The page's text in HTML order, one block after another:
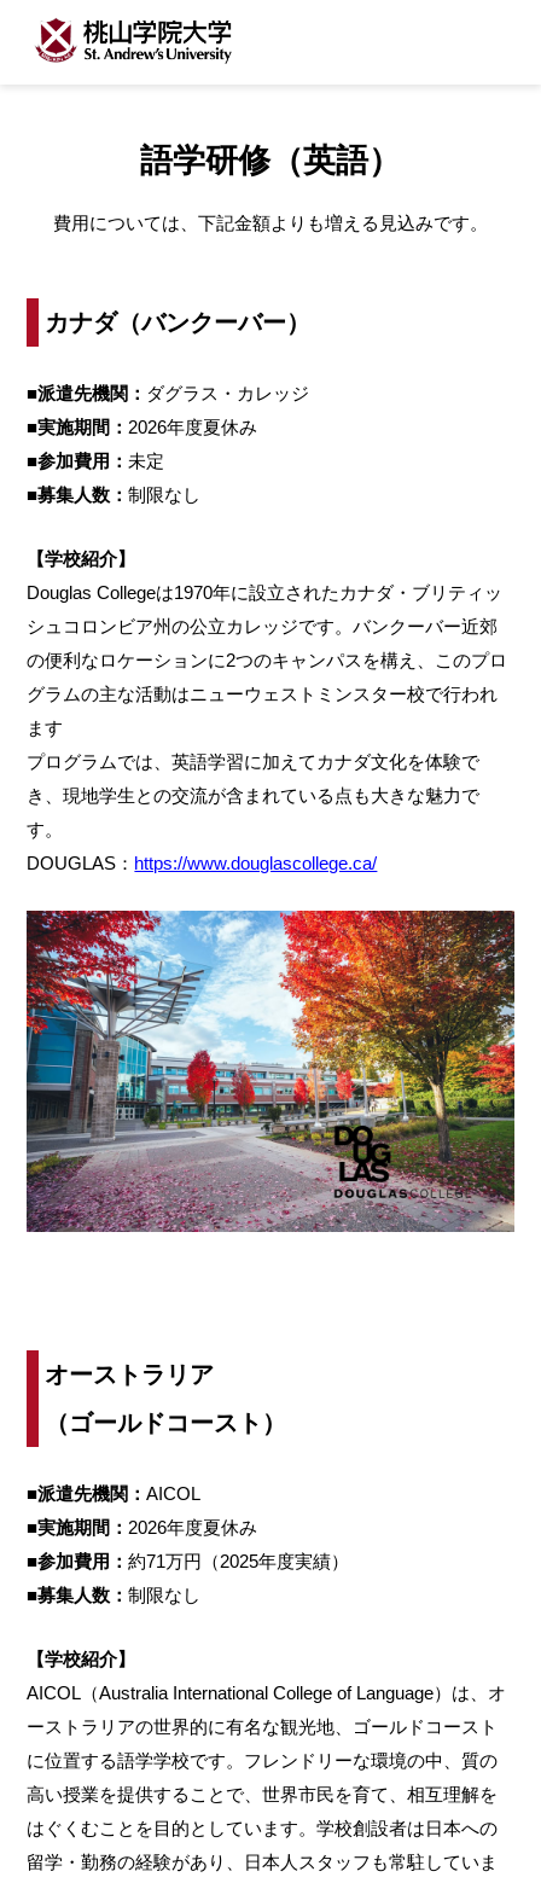
語学研修（英語）
費用については、下記金額よりも増える見込みです。
カナダ（バンクーバー）
■派遣先機関： ダグラス・カレッジ
■実施期間： 2026年度夏休み
■参加費用：未定
■募集人数：制限なし
【学校紹介】
Douglas Collegeは1970年に設立されたカナダ・ブリティッ
シュコロンビア州の公立カレッジです。バンクーバー近郊
の便利なロケーションに2つのキャンパスを構え、このプロ
グラムの主な活動はニューウェストミンスター校で行われ
ます
プログラムでは、英語学習に加えてカナダ文化を体験で
き、現地学生との交流が含まれている点も大きな魅力で
す。
DOUGLAS： https://www.douglascollege.ca/
オーストラリア
（ゴールドコースト）
■派遣先機関：AICOL
■実施期間： 2026年度夏休み
■参加費用：約71万円（2025年度実績）
■募集人数：制限なし
【学校紹介】
AICOL（Australia International College of Language）は、オ
ーストラリアの世界的に有名な観光地、ゴールドコースト
に位置する語学学校です。フレンドリーな環境の中、質の
高い授業を提供することで、世界市民を育て、相互理解を
はぐくむことを目的としています。学校創設者は日本への
留学・勤務の経験があり、日本人スタッフも常駐していま